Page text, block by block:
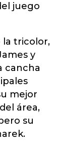
juego
la tricolor,
y
cancha
mejor
área,
su